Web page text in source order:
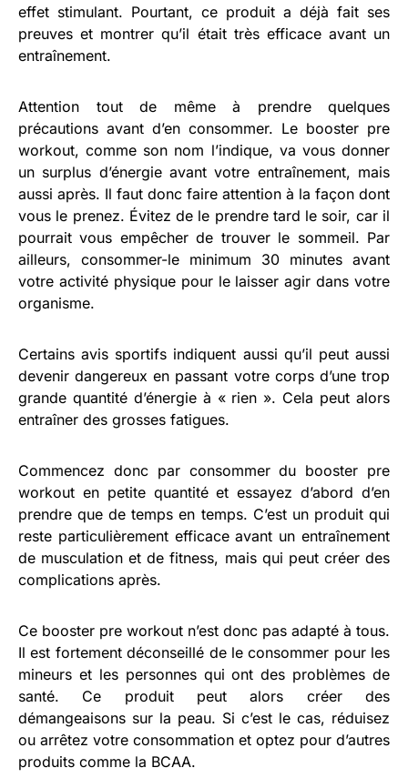
effet stimulant. Pourtant, ce produit a déjà fait ses
preuves et montrer qu’il était très efficace avant un
entraînement.
Attention tout de même à prendre quelques
précautions avant d’en consommer. Le booster pre
workout, comme son nom l’indique, va vous donner
un surplus d’énergie avant votre entraînement, mais
aussi après. Il faut donc faire attention à la façon dont
vous le prenez. Évitez de le prendre tard le soir, car il
pourrait vous empêcher de trouver le sommeil. Par
ailleurs, consommer-le minimum 30 minutes avant
votre activité physique pour le laisser agir dans votre
organisme.
Certains avis sportifs indiquent aussi qu’il peut aussi
devenir dangereux en passant votre corps d’une trop
grande quantité d’énergie à « rien ». Cela peut alors
entraîner des grosses fatigues.
Commencez donc par consommer du booster pre
workout en petite quantité et essayez d’abord d’en
prendre que de temps en temps. C’est un produit qui
reste particulièrement efficace avant un entraînement
de musculation et de fitness, mais qui peut créer des
complications après.
Ce booster pre workout n’est donc pas adapté à tous.
Il est fortement déconseillé de le consommer pour les
mineurs et les personnes qui ont des problèmes de
santé. Ce produit peut alors créer des
démangeaisons sur la peau. Si c’est le cas, réduisez
ou arrêtez votre consommation et optez pour d’autres
produits comme la BCAA.